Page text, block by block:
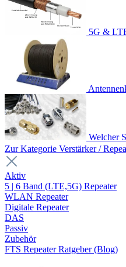
5G &
Welcher
Zur Kategorie Verstärker /
Aktiv
5 | 6 Band (LTE,5G) Repeater
WLAN Repeater
Digitale Repeater
DAS
Passiv
Zubehör
FTS Repeater Ratgeber (Blog)